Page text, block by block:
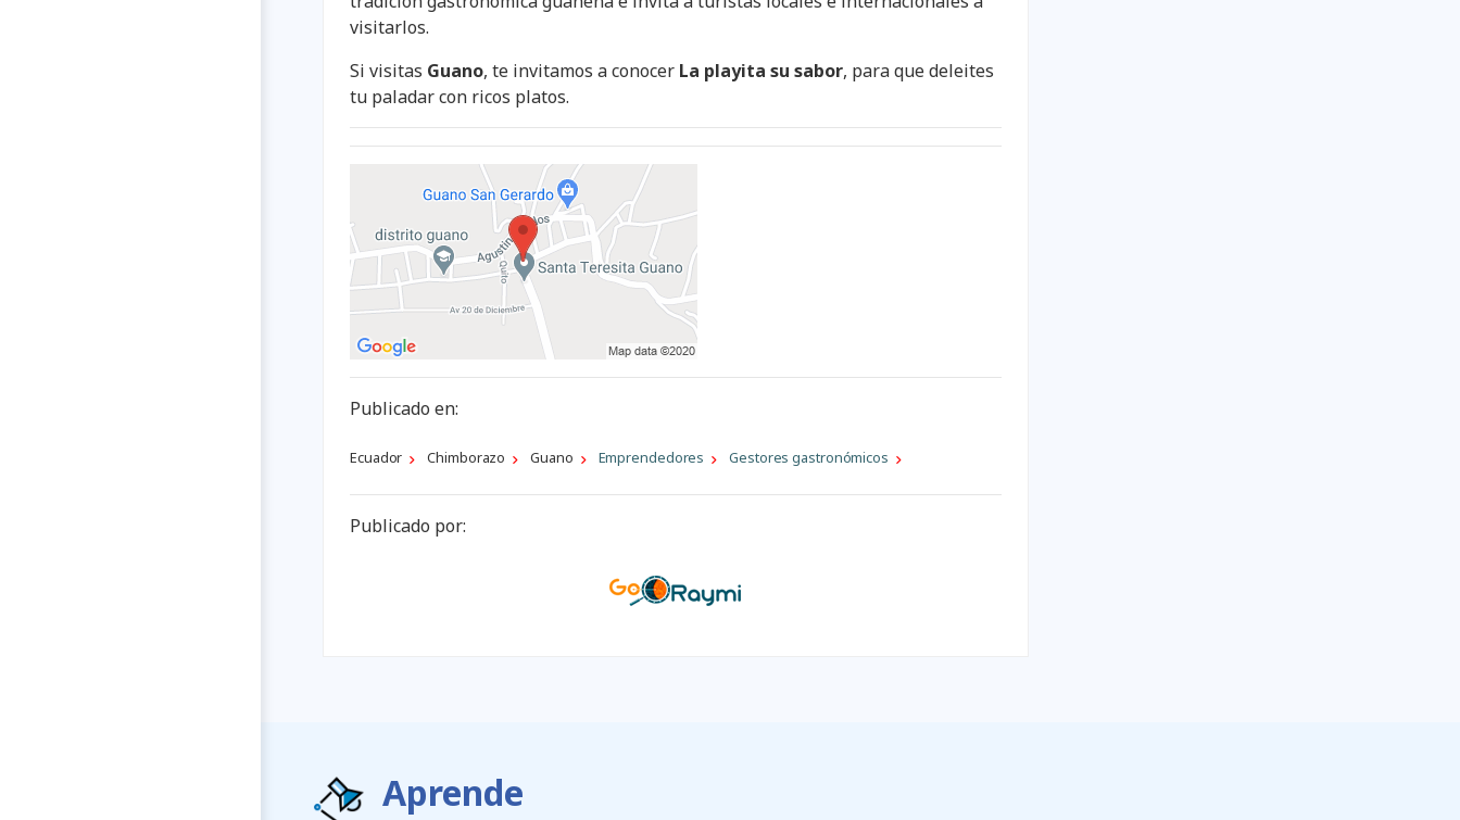
visitarlos.
Si visitas Guano, te invitamos a conocer La playita su sabor, para que deleites
tu paladar con ricos platos.
Publicado en:
Ecuador Chimborazo Guano Emprendedores Gestores gastronómicos
Publicado por:
Aprende